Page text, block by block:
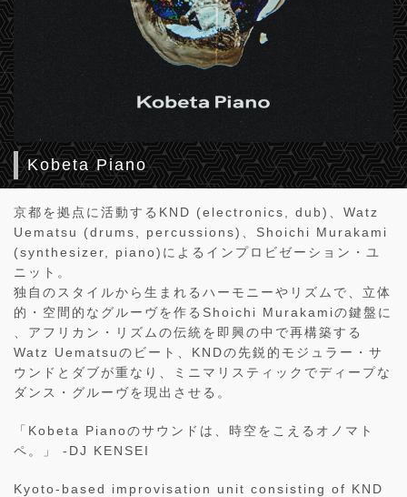
Kobeta Piano
京都を拠点に活動するKND (electronics, dub)、Watz
Uematsu (drums, percussions)、Shoichi Murakami
(synthesizer, piano)によるインプロビゼーション・ユ
ニット。
独自のスタイルから生まれるハーモニーやリズムで、立体
的・空間的なグルーヴを作るShoichi Murakamiの鍵盤に
、アフリカン・リズムの伝統を即興の中で再構築する
Watz Uematsuのビート、KNDの先鋭的モジュラー・サ
ウンドとダブが重なり、ミニマリスティックでディープな
ダンス・グルーヴを現出させる。
「Kobeta Pianoのサウンドは、時空をこえるオノマト
ペ。」 -DJ KENSEI
Kyoto-based improvisation unit consisting of KND